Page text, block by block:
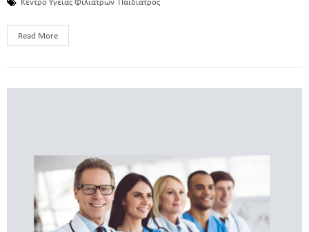
Κέντρο Υγείας Φιλιατρών Παιδίατρος
Read More